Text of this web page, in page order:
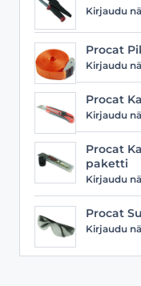
Kirjaudu
Procat
Kirjaudu
Procat
Kirjaudu
Procat
paketti
Kirjaudu
Procat
Kirjaudu